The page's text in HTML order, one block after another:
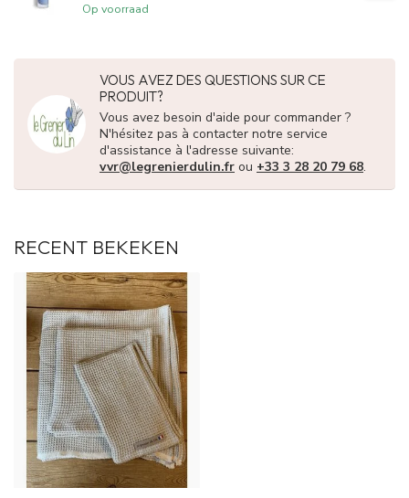
Op voorraad
VOUS AVEZ DES QUESTIONS SUR CE
PRODUIT?
Vous avez besoin d'aide pour commander ?
N'hésitez pas à contacter notre service
d'assistance à l'adresse suivante:
vvr@legrenierdulin.fr ou +33 3 28 20 79 68.
RECENT BEKEKEN